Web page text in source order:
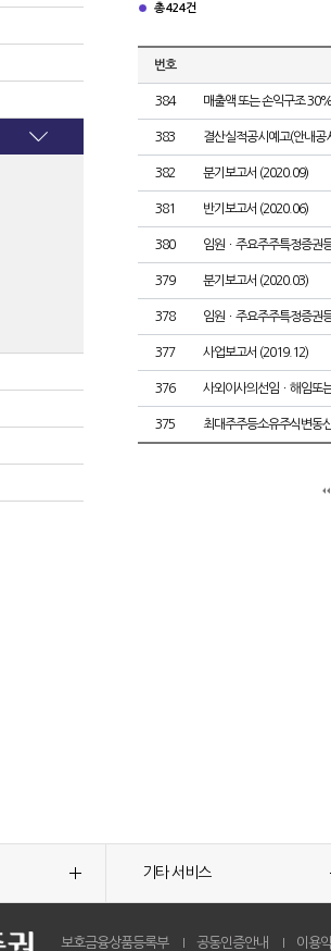
총 424건
번호
384 매출액 또는 손익구조
383 결산실적공시예고(안내공
382 분기보고서 (2020.09)
381 반기보고서 (2020.06)
380 임원ㆍ주요주주특정증권
379 분기보고서 (2020.03)
378 임원ㆍ주요주주특정증권
377 사업보고서 (2019.12)
376 사외이사의선임ㆍ해임또
375 최대주주등소유주식변동
기타 서비스
보호금융상품등록부 공동인증안내 이용